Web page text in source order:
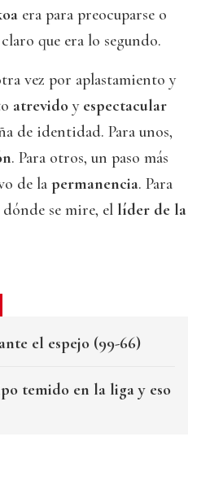
era para preocuparse o
que era lo segundo.
vez por aplastamiento y
atrevido y espectacular
de identidad. Para unos,
. Para otros, un paso más
de la permanencia. Para
se mire, el líder de la
el espejo (99-66)
temido en la liga y eso